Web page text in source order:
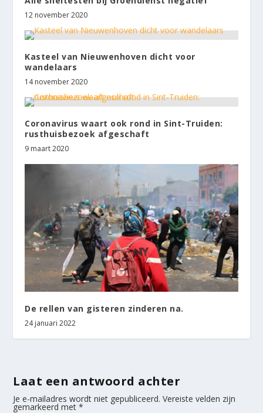
12 november 2020
Kasteel van Nieuwenhoven dicht voor
wandelaars
14 november 2020
Coronavirus waart ook rond in Sint-Truiden:
rusthuisbezoek afgeschaft
9 maart 2020
De rellen van gisteren zinderen na.
24 januari 2022
Laat een antwoord achter
Je e-mailadres wordt niet gepubliceerd. Vereiste velden zijn
gemarkeerd met*